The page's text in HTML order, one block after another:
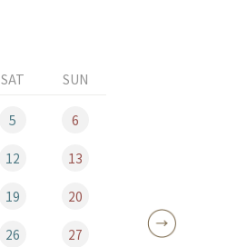
SAT SUN
5 6
12 13
19 20
26 27